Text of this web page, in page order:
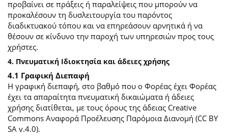
προβαίνει σε πράξεις ή παραλείψεις που μπορούν να
προκαλέσουν τη δυσλειτουργία του παρόντος
διαδικτυακού τόπου και να επηρεάσουν αρνητικά ή να
θέσουν σε κίνδυνο την παροχή των υπηρεσιών προς τους
χρήστες.
4. Πνευματική Ιδιοκτησία και άδειες χρήσης
4.1 Γραφική Διεπαφή
Η γραφική διεπαφή, στο βαθμό που ο Φορέας έχει Φορέας
έχει τα απαραίτητα πνευματική δικαιώματα ή άδειες
χρήσης διατίθεται, με τους όρους της άδειας Creative
Commons Αναφορά Προέλευσης Παρόμοια Διανομή (CC BY
SA v.4.0).